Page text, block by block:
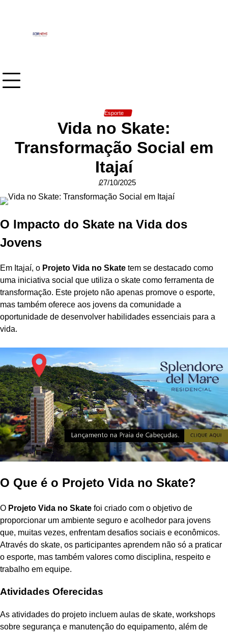
Esporte
Vida no Skate:
Transformação Social em
Itajaí
27/10/2025
O Impacto do Skate na Vida dos
Jovens
Em Itajaí, o Projeto Vida no Skate tem se destacado como
uma iniciativa social que utiliza o skate como ferramenta de
transformação. Este projeto não apenas promove o esporte,
mas também oferece aos jovens da comunidade a
oportunidade de desenvolver habilidades essenciais para a
vida.
O Que é o Projeto Vida no Skate?
O Projeto Vida no Skate foi criado com o objetivo de
proporcionar um ambiente seguro e acolhedor para jovens
que, muitas vezes, enfrentam desafios sociais e econômicos.
Através do skate, os participantes aprendem não só a praticar
o esporte, mas também valores como disciplina, respeito e
trabalho em equipe.
Atividades Oferecidas
As atividades do projeto incluem aulas de skate, workshops
sobre segurança e manutenção do equipamento, além de